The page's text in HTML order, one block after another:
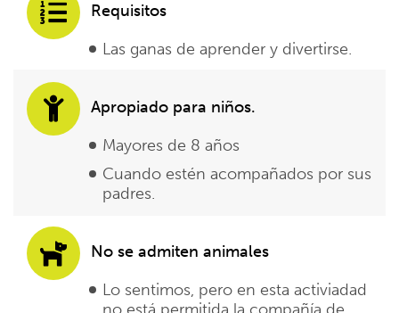
Requisitos
Las ganas de aprender y divertirse.
Apropiado para niños.
Mayores de 8 años
Cuando estén acompañados por sus
padres.
No se admiten animales
Lo sentimos, pero en esta activiadad